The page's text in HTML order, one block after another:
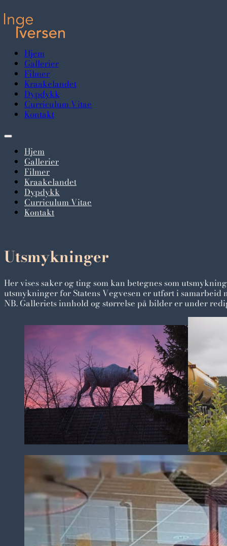
Hjem
Gallerier
Filmer
Kraakelandet
Dypdykk
Curriculum Vitae
Kontakt
Hjem
Gallerier
Filmer
Kraakelandet
Dypdykk
Curriculum Vitae
Kontakt
Utsmykninger
Her vises saker og ting som kan betegnes som
utsmykninger for Statens Vegvesen er utført i samarbeid
NB. Galleriets innhold og størrelse på bilder er under